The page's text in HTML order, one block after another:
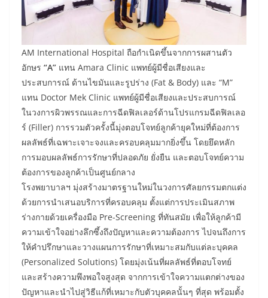
AM International Hospital ถือกำเนิดขึ้นจากการผสานตัว
อักษร “A” แทน Amara Clinic แพทย์ผู้มีชื่อเสียงและ
ประสบการณ์ ด้านไขมันและรูปร่าง (Fat & Body) และ “M”
แทน Doctor Mek Clinic แพทย์ผู้มีชื่อเสียงและประสบการณ์
ในวงการผิวพรรณและการฉีดฟิลเลอร์ด้านโปรแกรมฉีดฟิลเลอ
ร์ (Filler) การรวมตัวครั้งนี้มุ่งตอบโจทย์ลูกค้ายุคใหม่ที่ต้องการ
ผลลัพธ์ที่เฉพาะเจาะจงและครอบคลุมมากยิ่งขึ้น โดยยึดหลัก
การมอบผลลัพธ์การรักษาที่ปลอดภัย ยั่งยืน และตอบโจทย์ความ
ต้องการของลูกค้าเป็นศูนย์กลาง
โรงพยาบาลฯ มุ่งสร้างมาตรฐานใหม่ในวงการศัลยกรรมตกแต่ง
ด้วยการนำเสนอบริการที่ครอบคลุม ตั้งแต่การประเมินสภาพ
ร่างกายด้วยเครื่องมือ Pre-Screening ที่ทันสมัย เพื่อให้ลูกค้ามี
ความเข้าใจอย่างลึกซึ้งถึงปัญหาและความต้องการ ไปจนถึงการ
ให้คำปรึกษาและวางแผนการรักษาที่เหมาะสมกับแต่ละบุคคล
(Personalized Solutions) โดยมุ่งเน้นที่ผลลัพธ์ที่ตอบโจทย์
และสร้างความพึงพอใจสูงสุด จากการเข้าใจความแตกต่างของ
ปัญหาและนำไปสู่วิธีแก้ที่เหมาะกับตัวบุคคลนั้นๆ ที่สุด พร้อมตั้ง